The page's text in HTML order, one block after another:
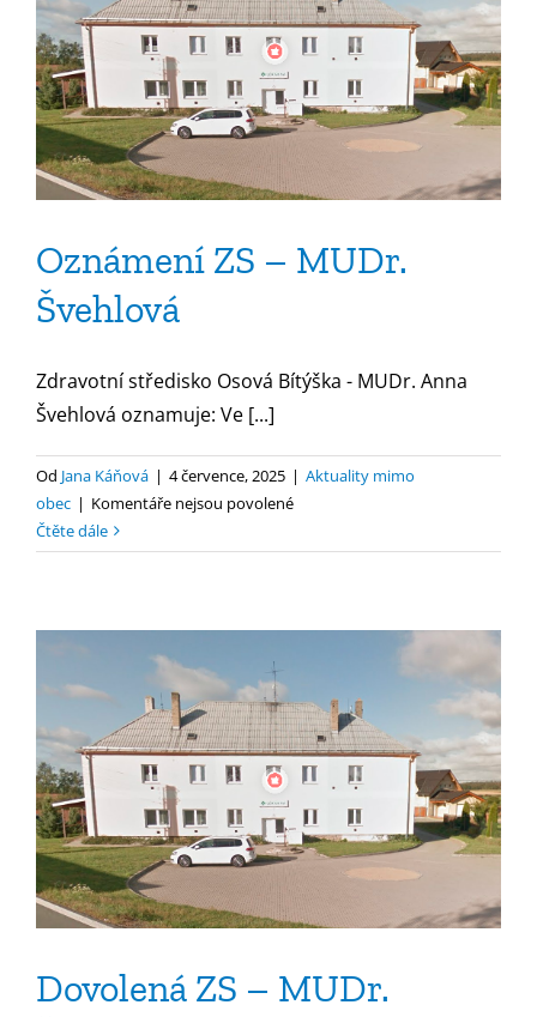
Oznámení ZS – MUDr.
Švehlová
Zdravotní středisko Osová Bítýška - MUDr. Anna
Švehlová oznamuje: Ve [...]
Od Jana Káňová | 4 července, 2025 | Aktuality mimo
obec | Komentáře nejsou povolenéu
s
MUDr.
Švehlová
Čtěte dále
Dovolená ZS – MUDr.